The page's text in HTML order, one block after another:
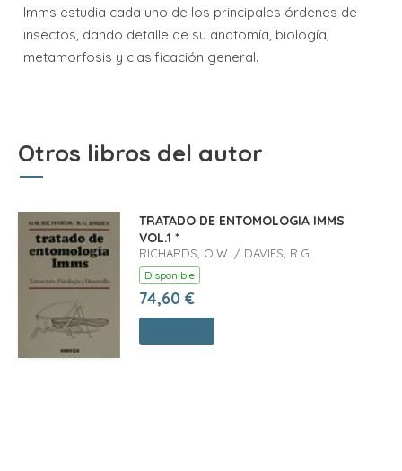
Imms estudia cada uno de los principales órdenes de
insectos, dando detalle de su anatomía, biología,
metamorfosis y clasificación general.
Otros libros del autor
TRATADO DE ENTOMOLOGIA IMMS
VOL.1 *
RICHARDS, O.W. / DAVIES, R.G.
Disponible
74,60 €